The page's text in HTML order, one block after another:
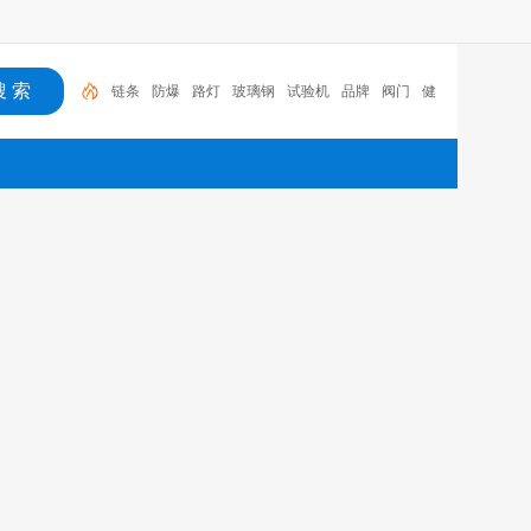
链条 防爆 路灯 玻璃钢 试验机 品牌 阀门 健
康 食品 甲醛